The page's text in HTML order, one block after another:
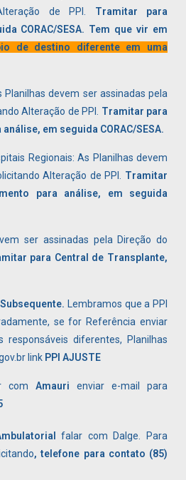
de PPI. Tramitar para
CORAC/SESA. Tem que vir em
de destino diferente em uma
Planilhas devem ser assinadas pela
Alteração de PPI. Tramitar para
análise, em seguida CORAC/SESA.
Regionais: As Planilhas devem
Alteração de PPI. Tramitar
para análise, em seguida
ser assinadas pela Direção do
para Central de Transplante,
Lembramos que a PPI
se for Referência enviar
responsáveis diferentes, Planilhas
link PPI AJUSTE
com Amaurienviar e-mail para
falar com Dalge. Para
, telefone para contato (85)